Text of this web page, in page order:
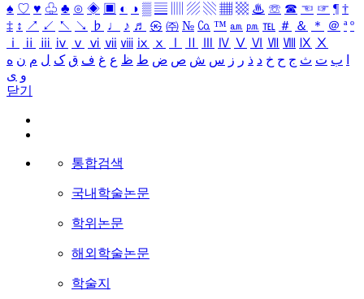
♠ ♡ ♥ ♧ ♣ ⊙ ◈ ▣ ◐ ◑ ▒ ▤ ▨ ▧ ▦ ▩ ♨ ☏ ☎ ☜ ☞ ¶ †
‡ ↕ ↗ ↙ ↖ ↘ ♭ ♩ ♪ ♬ ㉿ ㈜ № ㏇ ™ ㏂ ㏘ ℡ ＃ ＆ ＊ ＠ ª º
ⅰ
ⅱ ⅲ ⅳ ⅴ ⅵ ⅶ ⅷ ⅸ ⅹ Ⅳ Ⅴ Ⅵ Ⅶ Ⅷ Ⅸ Ⅹ
ب ت ث ج ح خ د ذ ر ز س ش ص ض ط ظ ع غ ف ق ک ل م ن ه
و ی
닫기
통합검색
국내학술논문
학위논문
해외학술논문
학술지